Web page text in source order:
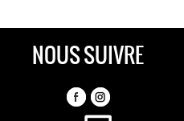
NOUS SUIVRE